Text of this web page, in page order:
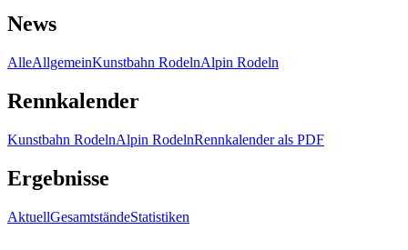
News
AlleAllgemeinKunstbahn RodelnAlpin Rodeln
Rennkalender
Kunstbahn RodelnAlpin RodelnRennkalender als PDF
Ergebnisse
AktuellGesamtständeStatistiken